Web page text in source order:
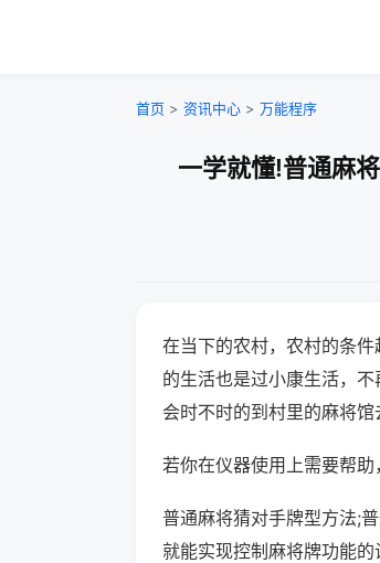
首页 > 资讯中心 > 万能程序
一学就懂!普通麻
在当下的农村，农村的条
的生活也是过小康生活，
会时不时的到村里的麻将
若你在仪器使用上需要帮
普通麻将猜对手牌型方法;
就能实现控制麻将牌功能的